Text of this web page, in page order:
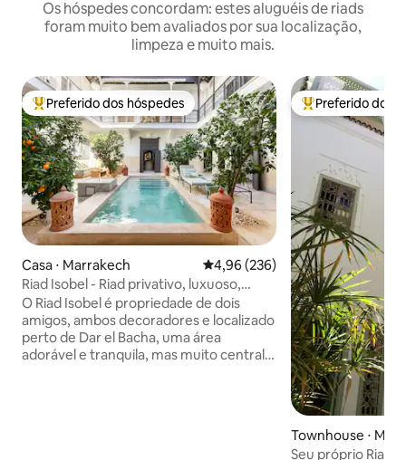
Os hóspedes concordam: estes aluguéis de riads
foram muito bem avaliados por sua localização,
limpeza e muito mais.
Entre os melhores preferidos dos hóspedes
Preferido dos hóspedes
Casa ⋅ Marrakech 4,96 de uma avaliação média de
4,96 (236)
Riad Isobel - Riad privativo, luxuoso,
acomoda 8 pessoas, piscina
O Riad Isobel é propriedade de dois
amigos, ambos decoradores e localizado
perto de Dar el Bacha, uma área
adorável e tranquila, mas muito central e
Entre os
Preferido dos
Townhouse ⋅
Seu próprio Riad